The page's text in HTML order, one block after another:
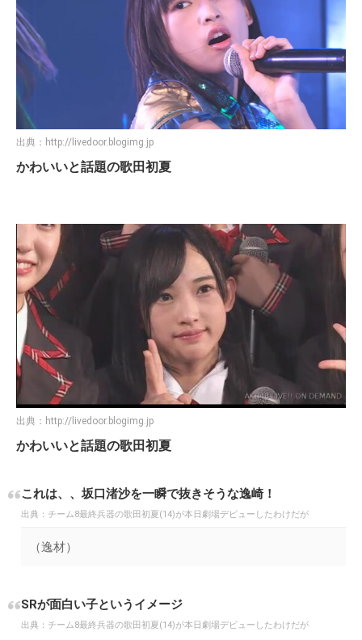
出典： http://livedoor.blogimg.jp
かわいいと話題の歌田初夏
出典： http://livedoor.blogimg.jp
かわいいと話題の歌田初夏
これは、、坂口渚沙を一瞬で抜きそうな逸崎！
出典： チーム8最終兵器の歌田初夏(14)が本日劇場デビューしたわけだが
（逸材）
SRが面白い子というイメージ
出典： チーム8最終兵器の歌田初夏(14)が本日劇場デビューしたわけだが